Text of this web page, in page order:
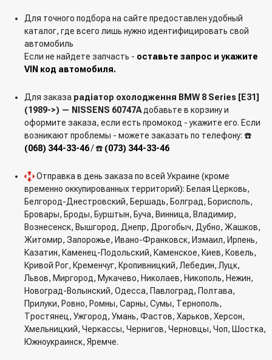
Для точного подбора на сайте предоставлен удобный
каталог, где всего лишь нужно идентифицировать свой
автомобиль
Если не найдете запчасть - оставьте запрос и укажите
VIN код автомобиля.
Для заказа радіатор охолодження BMW 8 Series [E31]
(1989->) — NISSENS 60747Aдобавьте в корзину и
оформите заказа, если есть промокод - укажите его. Если
возникают проблемы - можете заказать по телефону: ☎️
(068) 344-33-46/ ☎️ (073) 344-33-46
Отправка в день заказа по всей Украине (кроме
временно оккупированных территорий): Белая Церковь,
Белгород-Днестровский, Бершадь, Болград, Борисполь,
Бровары, Броды, Бурштын, Буча, Винница, Владимир,
Вознесенск, Вышгород, Днепр, Дрогобыч, Дубно, Жашков,
Житомир, Запорожье, Ивано-Франковск, Измаил, Ирпень,
Казатин, Каменец-Подольский, Каменское, Киев, Ковель,
Кривой Рог, Кременчуг, Кропивницкий, Лебедин, Луцк,
Львов, Миргород, Мукачево, Николаев, Никополь, Нежин,
Новоград-Волынский, Одесса, Павлоград, Полтава,
Прилуки, Ровно, Ромны, Сарны, Сумы, Тернополь,
Тростянец, Ужгород, Умань, Фастов, Харьков, Херсон,
Хмельницкий, Черкассы, Чернигов, Черновцы, Чоп, Шостка,
Южноукраинск, Яремче.